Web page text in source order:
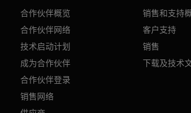
合作伙伴概览
合作伙伴网络
技术启动计划
成为合作伙伴
合作伙伴登录
销售网络
销售和支持
客户支持
销售
下载及技术